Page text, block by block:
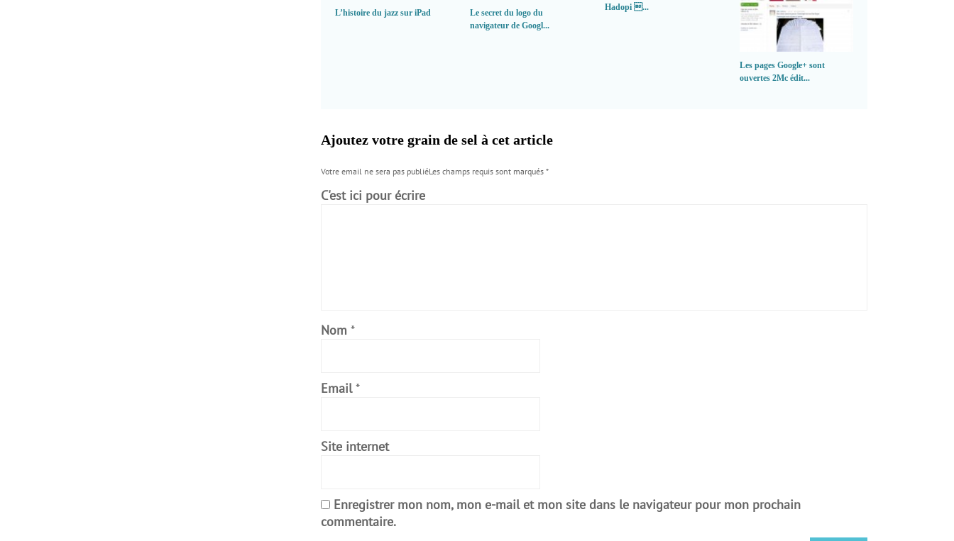
L’histoire du jazz sur iPad
Le secret du logo du
navigateur de Googl...
Hadopi ...
Les pages Google+ sont
ouvertes 2Mc édit...
Ajoutez votre grain de sel à cet article
Votre email ne sera pas publiéLes champs requis sont marqués *
C'est ici pour écrire
Nom *
Email *
Site internet
Enregistrer mon nom, mon e-mail et mon site dans le navigateur pour mon prochain
commentaire.